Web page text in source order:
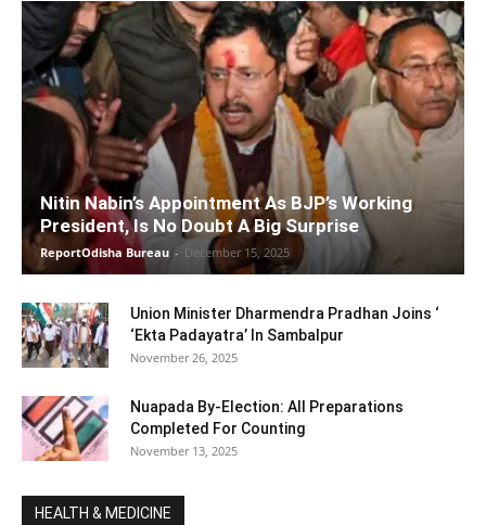
Nitin Nabin’s Appointment As BJP’s Working
President, Is No Doubt A Big Surprise
ReportOdisha Bureau - December 15, 2025
Union Minister Dharmendra Pradhan Joins ‘
‘Ekta Padayatra’ In Sambalpur
November 26, 2025
Nuapada By-Election: All Preparations
Completed For Counting
November 13, 2025
HEALTH & MEDICINE